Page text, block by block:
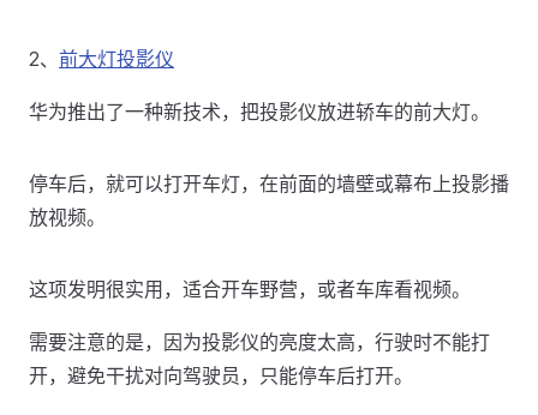
2、 前大灯投影仪
华为推出了一种新技术，把投影仪放进轿车的前大灯。
停车后，就可以打开车灯，在前面的墙壁或幕布上投影播
放视频。
这项发明很实用，适合开车野营，或者车库看视频。
需要注意的是，因为投影仪的亮度太高，行驶时不能打
开，避免干扰对向驾驶员，只能停车后打开。